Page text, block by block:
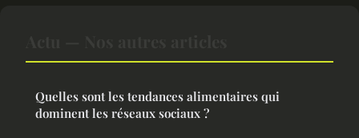
Quelles sont les tendances alimentaires qui
dominent les réseaux sociaux ?